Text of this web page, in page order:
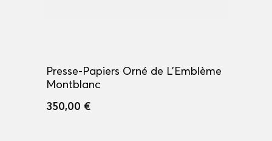
Presse-Papiers Orné de L’Emblème
Montblanc
350,00 €